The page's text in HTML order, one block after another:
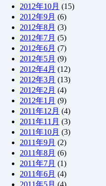
2012年10月 (15)
2012年9月 (6)
2012年8月 (3)
2012年7月 (5)
2012年6月 (7)
2012年5月 (9)
2012年4月 (12)
2012年3月 (13)
2012年2月 (4)
2012年1月 (9)
2011年12月 (4)
2011年11月 (3)
2011年10月 (3)
2011年9月 (2)
2011年8月 (6)
2011年7月 (1)
2011年6月 (4)
2011年5月 (4)